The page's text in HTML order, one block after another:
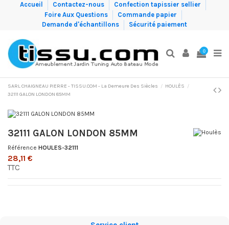
Accueil Contactez-nous
Confection tapissier sellier
Foire Aux Questions
Commande papier
Demande d'échantillons
Sécurité paiement
0
SARL CHAIGNEAU PIERRE - TISSU.COM - La Demeure Des Siècles
HOULÈS
32111 GALON LONDON 85MM
32111 GALON LONDON 85MM
Référence HOULES-32111
28,11 €
TTC